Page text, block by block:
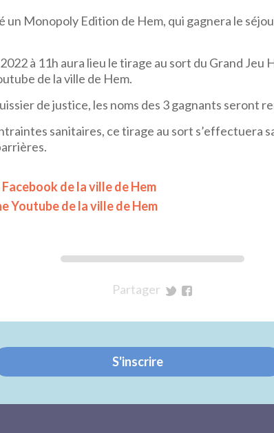
Monopoly Edition de Hem, qui gagnera le
à 11h aura lieu le tirage au sort du Grand Jeu
de la ville de Hem.
de justice, les noms des 3 gagnants seront
sanitaires, ce tirage au sort s’effectuera
de la ville de Hem
Youtube de la ville de Hem
Partager
Twitter
Facebook
S'inscrire